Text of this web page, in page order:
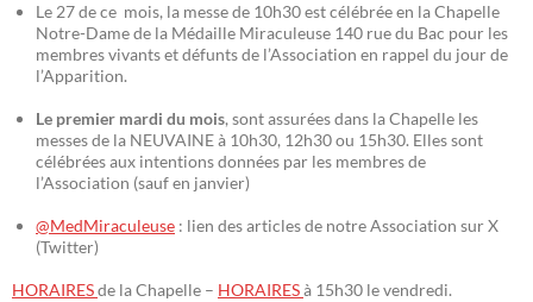
Le 27 de ce mois, la messe de 10h30 est célébrée en la Chapelle
Notre-Dame de la Médaille Miraculeuse 140 rue du Bac pour les
membres vivants et défunts de l’Association en rappel du jour de
l’Apparition.
Le premier mardi du mois, sont assurées dans la Chapelle les
messes de la NEUVAINE à 10h30, 12h30 ou 15h30. Elles sont
célébrées aux intentions données par les membres de
l’Association (sauf en janvier)
@MedMiraculeuse : lien des articles de notre Association sur X
(Twitter)
HORAIRESde la Chapelle – HORAIRESà 15h30 le vendredi.